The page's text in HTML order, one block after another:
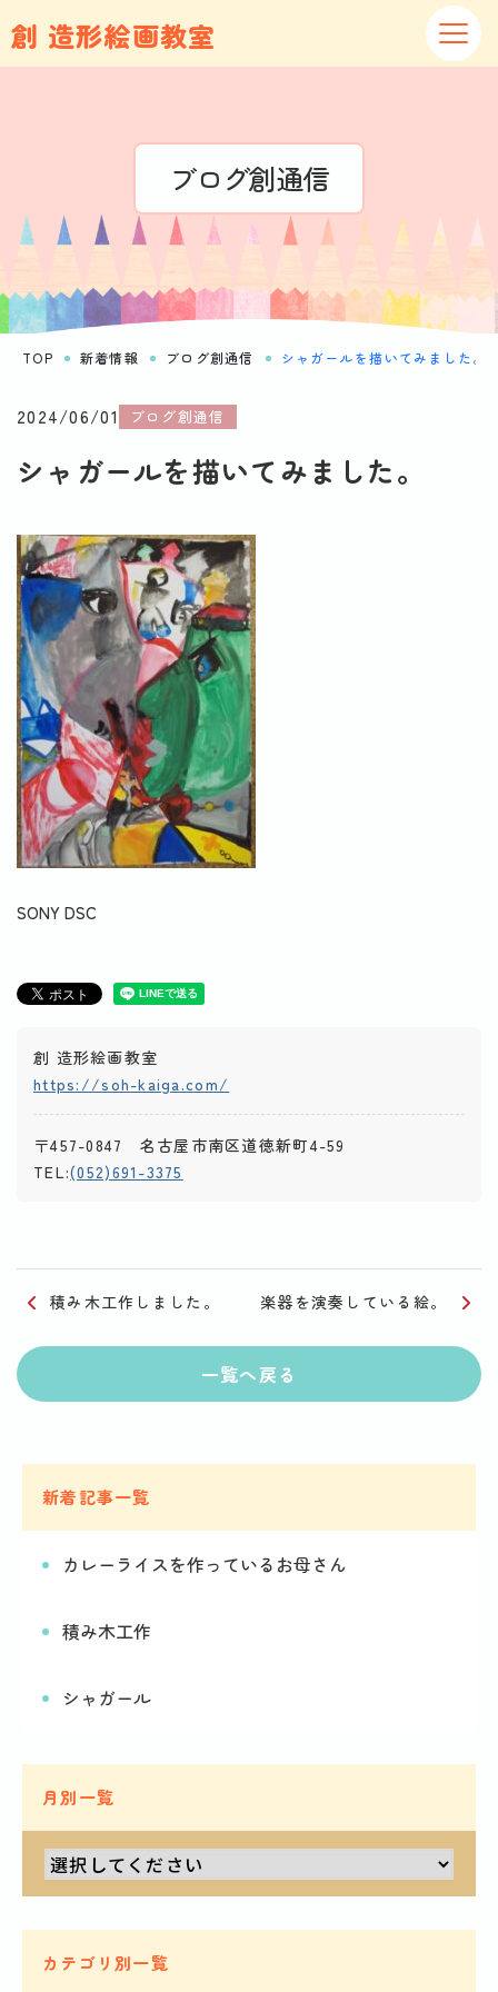
創 造形絵画教室
ブログ創通信
TOP 新着情報 ブログ創通信 シャガールを描いてみました。
2024/06/01 ブログ創通信
シャガールを描いてみました。
SONY DSC
創 造形絵画教室
https://soh-kaiga.com/
〒457-0847 名古屋市南区道徳新町4-59
TEL:(052)691-3375
積み木工作しました。 楽器を演奏している絵。
一覧へ戻る
新着記事一覧
カレーライスを作っているお母さん
積み木工作
シャガール
月別一覧
カテゴリ別一覧